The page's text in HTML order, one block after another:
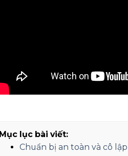
Mục lục bài viết:
Chuẩn bị an toàn và cô